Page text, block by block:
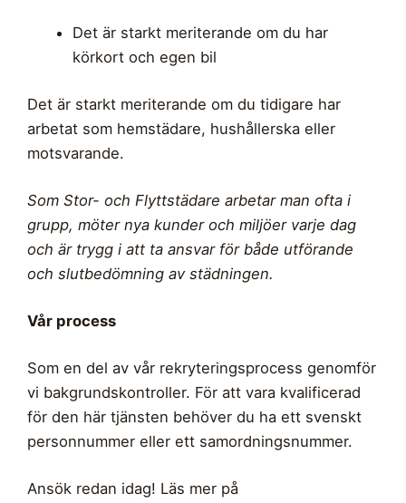
Det är starkt meriterande om du har
körkort och egen bil
Det är starkt meriterande om du tidigare har
arbetat som hemstädare, hushållerska eller
motsvarande.
Som Stor- och Flyttstädare arbetar man ofta i
grupp, möter nya kunder och miljöer varje dag
och är trygg i att ta ansvar för både utförande
och slutbedömning av städningen.
Vår process
Som en del av vår rekryteringsprocess genomför
vi bakgrundskontroller. För att vara kvalificerad
för den här tjänsten behöver du ha ett svenskt
personnummer eller ett samordningsnummer.
Ansök redan idag! Läs mer på